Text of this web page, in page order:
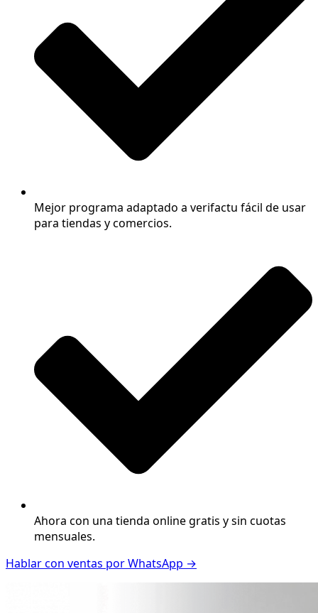
Mejor programa adaptado a verifactu fácil de usar
para tiendas y comercios.
Ahora con una tienda online gratis y sin cuotas
mensuales.
Hablar con ventas por WhatsApp →